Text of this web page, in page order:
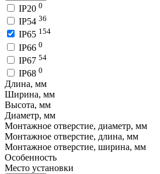
IP20 0
IP54 36
IP65 154
IP66 0
IP67 54
IP68 0
Длина, мм
Ширина, мм
Высота, мм
Диаметр, мм
Монтажное отверстие, диаметр, мм
Монтажное отверстие, длина, мм
Монтажное отверстие, ширина, мм
Особенность
Место установки